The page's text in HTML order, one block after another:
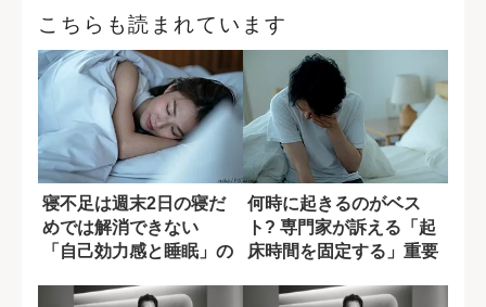
こちらも読まれています
寝不足は週末2日の寝だ
めでは解消できない
「自己効力感と睡眠」の
何時に起きるのがベス
ト? 専門家が訴える「起
床時間を固定する」重要